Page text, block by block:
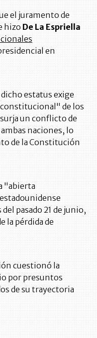
el juramento de
hizo De La Espriella
en
estatus exige
de los
surja un conflicto de
naciones, lo
de la Constitución
"abierta
pasado 21 de junio,
la pérdida de
cuestionó la
por presuntos
de su trayectoria